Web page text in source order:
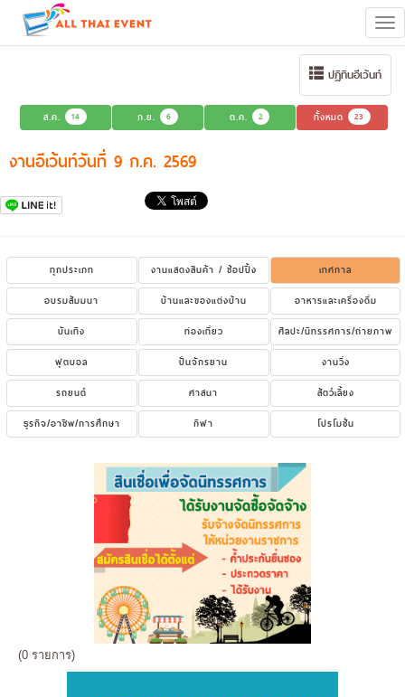
ปฏิทินอีเว้นท์
ส.ค. 14 ก.ย. 6 ต.ค. 2 ทั้งหมด 23
งานอีเว้นท์วันที่ 9 ก.ค. 2569
ทุกประเภท งานแสดงสินค้า / ช้อปปิ้ง
เทศกาล
อบรมสัมมนา
บ้านและของแต่งบ้าน
อาหารและเครื่องดื่ม
บันเทิง
ท่องเที่ยว
ศิลปะ/นิทรรศการ/ถ่ายภาพ
ฟุตบอล
ปั่นจักรยาน
งานวิ่ง
รถยนต์
ศาสนา
สัตว์เลี้ยง
ธุรกิจ/อาชีพ/การศึกษา
กีฬา โปรโมชั่น
(0 รายการ)